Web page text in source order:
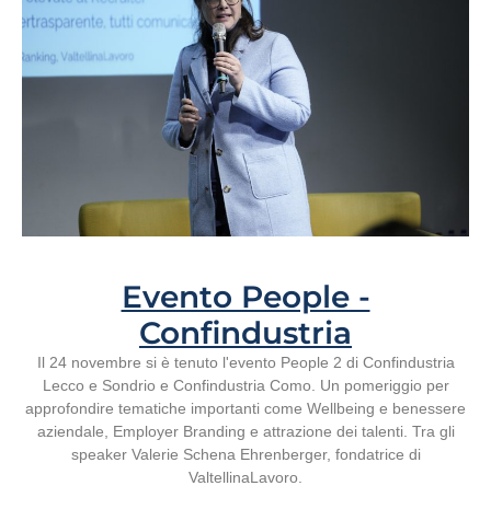
Evento People -
Confindustria
Il 24 novembre si è tenuto l'evento People 2 di Confindustria
Lecco e Sondrio e Confindustria Como. Un pomeriggio per
approfondire tematiche importanti come Wellbeing e benessere
aziendale, Employer Branding e attrazione dei talenti. Tra gli
speaker Valerie Schena Ehrenberger, fondatrice di
ValtellinaLavoro.